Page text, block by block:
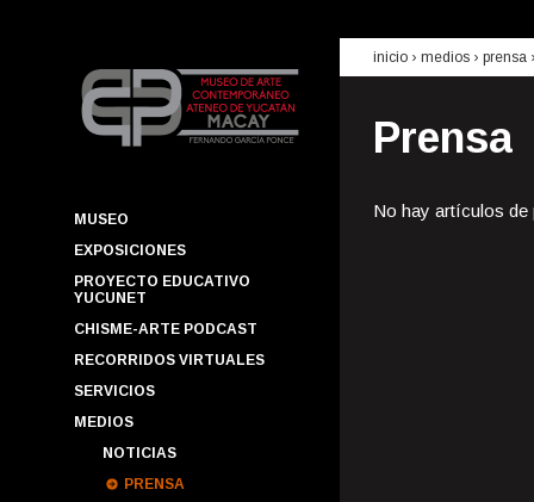
MUSEO
EXPOSICIONES
PROYECTO EDUCATIVO
YUCUNET
CHISME-ARTE PODCAST
RECORRIDOS VIRTUALES
SERVICIOS
MEDIOS
NOTICIAS
PRENSA
inicio › medios › prensa
Prensa
No hay artículos de